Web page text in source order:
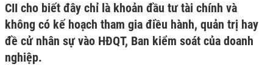
CII cho biết đây chỉ là khoản đầu tư tài chính và
không có kế hoạch tham gia điều hành, quản trị hay
đề cử nhân sự vào HĐQT, Ban kiểm soát của doanh
nghiệp.